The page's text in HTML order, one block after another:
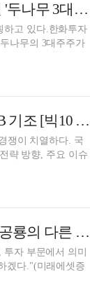
디지털자산 힘싣는 증권사들 '동맹'…한화투자증권 '두나무 3대주주'로
하고 있다.한화투자
나무의 3대주주가
한국투자증권, 기업 최적화 솔루션 집중…전천후 IB 기조 [빅10 증권사 DCM 지형도 (3)]
쟁이 치열하다. 국
략 방향, 주요 이슈
미래 '글로벌 투자 DNA' vs 한투 '균형 수익구조', 두 공룡의 다른 전술 [금융사 2026 1분기 실적]
자 부문에서 의미
겠다."(미래에셋증